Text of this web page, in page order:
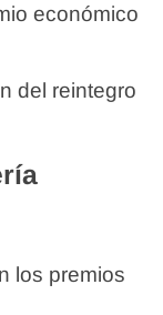
económico
del reintegro
los premios